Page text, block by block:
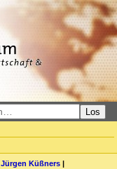
Los
Küßners |